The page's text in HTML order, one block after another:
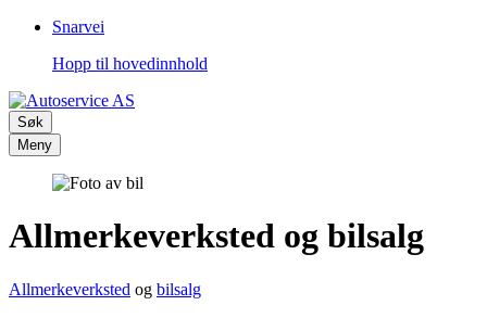
Snarvei
Hopp til hovedinnhold
Søk
Meny
Allmerkeverksted og bilsalg
Allmerkeverksted og bilsalg